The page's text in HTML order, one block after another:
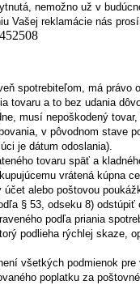
nemožno už v
Vašej reklamácie nás
spotrebiteľom, má právo
tovaru a to bez udania
musí nepoškodený
v pôvodnom stave
je dátum odoslania).
tovaru späť a
vrátená kúpna
účet alebo poštovou
§ 53, odseku 8) odstúpiť
podľa priania
podlieha rýchlej skaze,
všetkých podmienok pre
poplatku za